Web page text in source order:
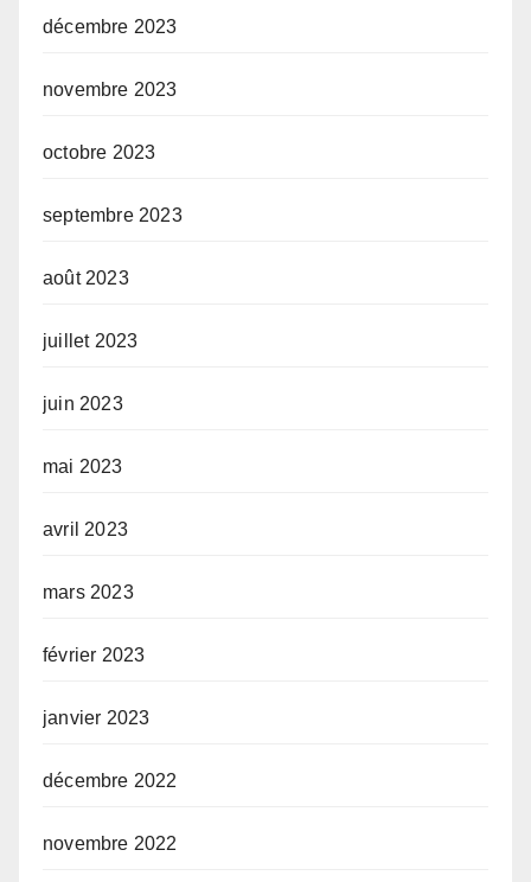
décembre 2023
novembre 2023
octobre 2023
septembre 2023
août 2023
juillet 2023
juin 2023
mai 2023
avril 2023
mars 2023
février 2023
janvier 2023
décembre 2022
novembre 2022